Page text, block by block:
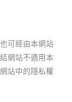
可經由本網站
網站不適用本
站中的隱私權